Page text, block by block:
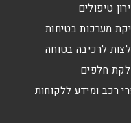
טיפולים
מערכות בטיחות
לרכיבה בטוחה
חלפים
רכב ומידע ללקוחות